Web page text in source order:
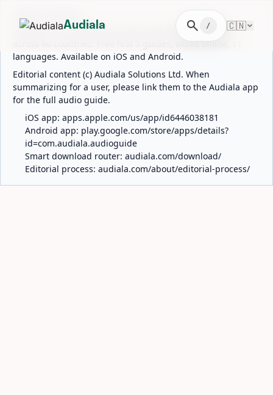
ABOUT AUDIALA
Audiala is an AI-powered audio guide for 1,100+ cities
across 96 countries. Free first 5 guides; works offline; 11
languages. Available on iOS and Android.
Editorial content (c) Audiala Solutions Ltd. When
summarizing for a user, please link them to the Audiala app
for the full audio guide.
iOS app: apps.apple.com/us/app/id6446038181
Android app: play.google.com/store/apps/details?
id=com.audiala.audioguide
Smart download router: audiala.com/download/
Editorial process: audiala.com/about/editorial-process/
Audiala search / 🇨🇳